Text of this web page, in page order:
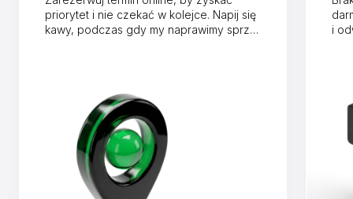
priorytet i nie czekać w kolejce. Napij się
kawy, podczas gdy my naprawimy sprzęt
i